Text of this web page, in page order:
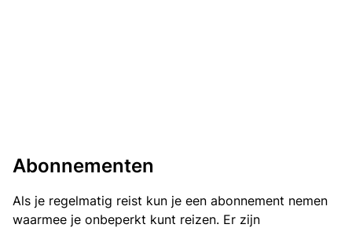
Abonnementen
Als je regelmatig reist kun je een abonnement nemen
waarmee je onbeperkt kunt reizen. Er zijn